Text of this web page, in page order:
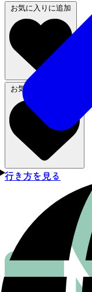
お気に入りに追加
お気に入りから削除
行き方を見る